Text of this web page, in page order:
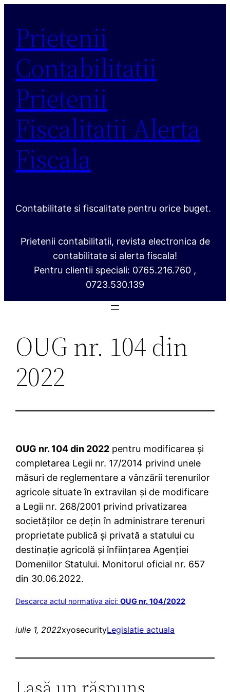
conținut
Prietenii
Contabilitatii
Prietenii
Fiscalitatii Alerta
Fiscala
Contabilitate si fiscalitate pentru orice buget.
Prietenii contabilitatii, revista electronica de
contabilitate si alerta fiscala!
Pentru clientii speciali: 0765.216.760 ,
0723.530.139
OUG nr. 104 din
2022
OUG nr. 104 din 2022 pentru modificarea şi
completarea Legii nr. 17/2014 privind unele
măsuri de reglementare a vânzării terenurilor
agricole situate în extravilan şi de modificare
a Legii nr. 268/2001 privind privatizarea
societăţilor ce deţin în administrare terenuri
proprietate publică şi privată a statului cu
destinaţie agricolă şi înfiinţarea Agenţiei
Domeniilor Statului. Monitorul oficial nr. 657
din 30.06.2022.
Descarca actul normativa aici:OUG nr. 104/2022
iulie 1, 2022xyosecurityLegislatie actuala